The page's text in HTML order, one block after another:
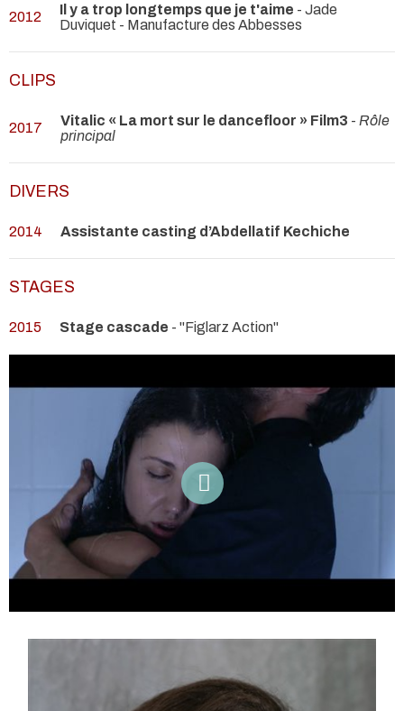
2012 Il y a trop longtemps que je t'aime - Jade
Duviquet - Manufacture des Abbesses
CLIPS
2017 Vitalic « La mort sur le dancefloor » Film3 - Rôle
principal
DIVERS
2014 Assistante casting d’Abdellatif Kechiche
STAGES
2015 Stage cascade - "Figlarz Action"